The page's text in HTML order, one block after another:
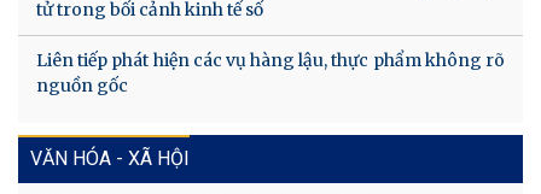
tử trong bối cảnh kinh tế số
Liên tiếp phát hiện các vụ hàng lậu, thực phẩm không rõ
nguồn gốc
VĂN HÓA - XÃ HỘI